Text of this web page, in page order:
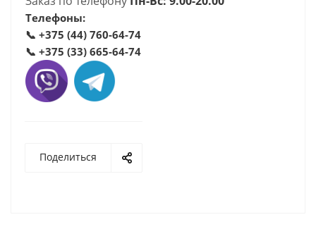
Телефоны:
📞 +375 (44) 760-64-74
📞 +375 (33) 665-64-74
Поделиться